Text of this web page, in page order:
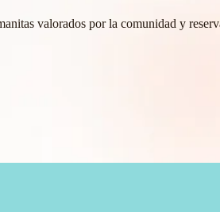
valorados por la comunidad y